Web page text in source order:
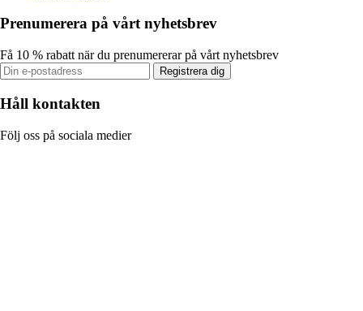
Prenumerera på vårt nyhetsbrev
Få 10 % rabatt när du prenumererar på vårt nyhetsbrev
Registrera dig
Håll kontakten
Följ oss på sociala medier